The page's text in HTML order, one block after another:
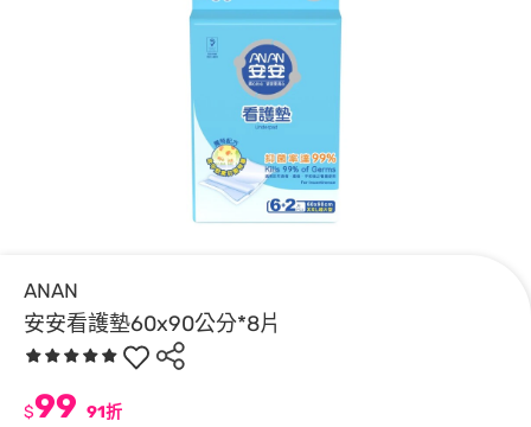
ANAN
安安看護墊60x90公分*8片
$99 91折